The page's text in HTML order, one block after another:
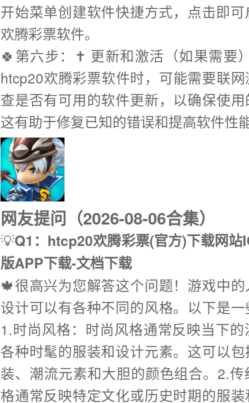
开始菜单创建软件快捷方式，点击即
欢腾彩票软件。
🍀第六步：✝️ 更新和激活（如果需要
htcp20欢腾彩票软件时，可能需要联
查是否有可用的软件更新，以确保使用
这有助于修复已知的错误和提高软件性能
网友提问（2026-08-06合集）
💡Q1：htcp20欢腾彩票(官方)下载网站
版APP下载-文档下载
🍁很高兴为您解答这个问题！游戏中
设计可以有各种不同的风格。以下是一
1.时尚风格：时尚风格通常反映当下
各种时髦的服装和设计元素。这可以
装、潮流元素和大胆的颜色组合。2.
格通常反映特定文化或历史时期的服